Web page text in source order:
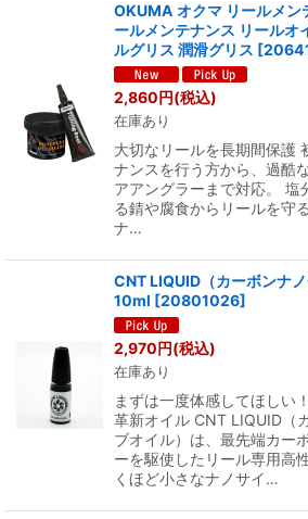
OKUMA オクマ リールメン
ールメンテナンス リールオ
ルグリス 潤滑グリス [
2,860円(税込)
在庫あり
大切なリールを長期間保護
ナンスを行う方から、過酷
アアングラーまで対応。 塩
る錆や腐食からリールを守
ナ…
CNT LIQUID（カーボンナノ
10ml [20801026]
2,970円(税込)
在庫あり
まずは一度体感してほしい
革新オイル CNT LIQUID（
ブオイル）は、最先端カー
ーを駆使したリール専用高
くほど小さなナノサイ…